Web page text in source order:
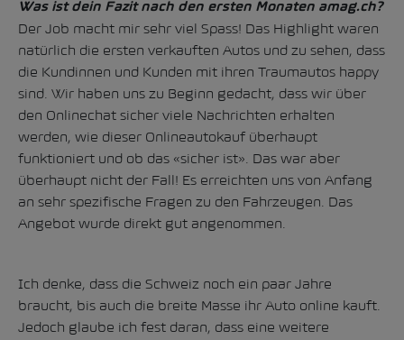
Was ist dein Fazit nach den ersten Monaten amag.ch?
Der Job macht mir sehr viel Spass! Das Highlight waren
natürlich die ersten verkauften Autos und zu sehen, dass
die Kundinnen und Kunden mit ihren Traumautos happy
sind. Wir haben uns zu Beginn gedacht, dass wir über
den Onlinechat sicher viele Nachrichten erhalten
werden, wie dieser Onlineautokauf überhaupt
funktioniert und ob das «sicher ist». Das war aber
überhaupt nicht der Fall! Es erreichten uns von Anfang
an sehr spezifische Fragen zu den Fahrzeugen. Das
Angebot wurde direkt gut angenommen.
Ich denke, dass die Schweiz noch ein paar Jahre
braucht, bis auch die breite Masse ihr Auto online kauft.
Jedoch glaube ich fest daran, dass eine weitere